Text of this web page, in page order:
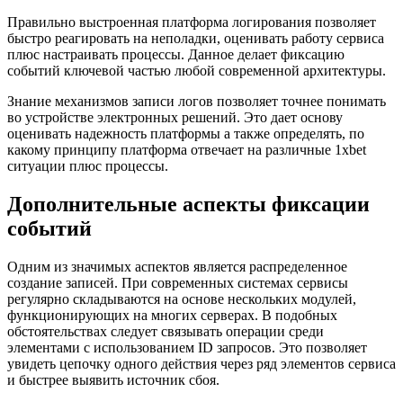
Правильно выстроенная платформа логирования позволяет
быстро реагировать на неполадки, оценивать работу сервиса
плюс настраивать процессы. Данное делает фиксацию
событий ключевой частью любой современной архитектуры.
Знание механизмов записи логов позволяет точнее понимать
во устройстве электронных решений. Это дает основу
оценивать надежность платформы а также определять, по
какому принципу платформа отвечает на различные 1xbet
ситуации плюс процессы.
Дополнительные аспекты фиксации
событий
Одним из значимых аспектов является распределенное
создание записей. При современных системах сервисы
регулярно складываются на основе нескольких модулей,
функционирующих на многих серверах. В подобных
обстоятельствах следует связывать операции среди
элементами с использованием ID запросов. Это позволяет
увидеть цепочку одного действия через ряд элементов сервиса
и быстрее выявить источник сбоя.